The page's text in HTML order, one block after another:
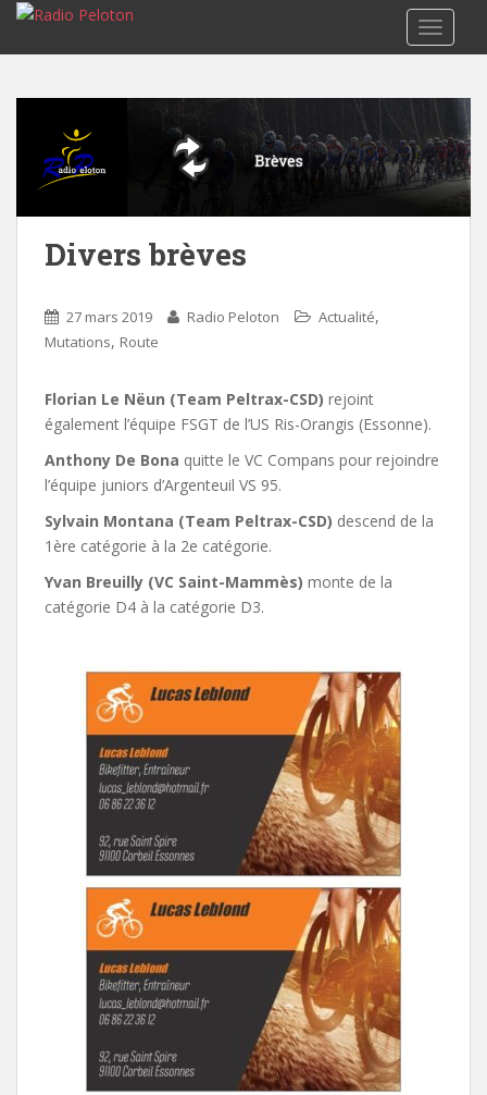
Divers brèves
27 mars 2019 Radio Peloton Actualité,
Mutations, Route
Florian Le Nëun (Team Peltrax-CSD) rejoint
également l’équipe FSGT de l’US Ris-Orangis (Essonne).
Anthony De Bona quitte le VC Compans pour rejoindre
l’équipe juniors d’Argenteuil VS 95.
Sylvain Montana (Team Peltrax-CSD) descend de la
1ère catégorie à la 2e catégorie.
Yvan Breuilly (VC Saint-Mammès) monte de la
catégorie D4 à la catégorie D3.